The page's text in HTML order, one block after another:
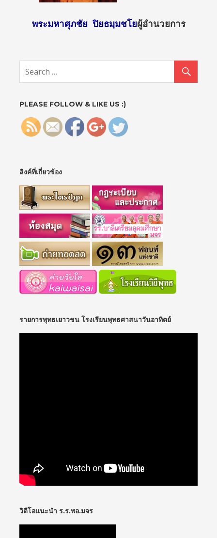
พระมหาศุภชัย ปิยธมฺมชโยผู้อำนวยการ
PLEASE FOLLOW & LIKE US :)
http://sun
ac.th/?
nt_id=519
">
ลิงค์ที่เกี่ยวข้อง
รายการพุทธเยาวชน โรงเรียนพุทธศาสนาวันอาทิตย์
วิดีโอแนะนำ ร.ร.พอ.มจร